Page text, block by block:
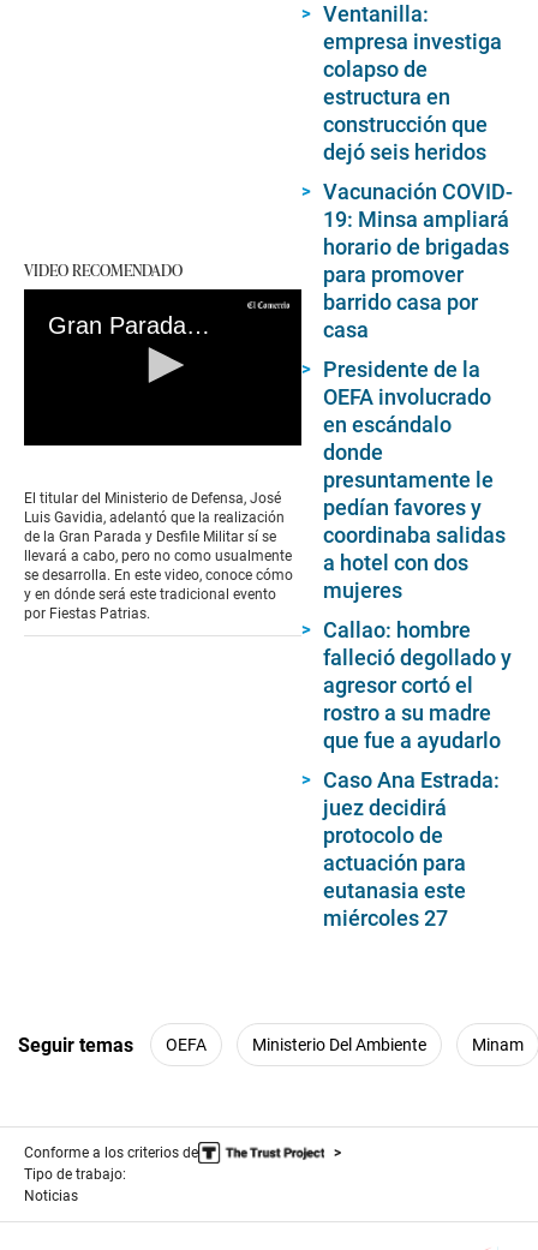
VIDEO RECOMENDADO
Gran Parada Militar 2022: ¿Dónde y cómo se realizará el tradicional evento por Fiestas Patrias?
of
0
seconds
El titular del Ministerio de Defensa, José
Luis Gavidia, adelantó que la realización
de la Gran Parada y Desfile Militar sí se
llevará a cabo, pero no como usualmente
se desarrolla. En este video, conoce cómo
y en dónde será este tradicional evento
por Fiestas Patrias.
Ventanilla:
empresa investiga
colapso de
estructura en
construcción que
dejó seis heridos
Vacunación COVID-
19: Minsa ampliará
horario de brigadas
para promover
barrido casa por
casa
Presidente de la
OEFA involucrado
en escándalo
donde
presuntamente le
pedían favores y
coordinaba salidas
a hotel con dos
mujeres
Callao: hombre
falleció degollado y
agresor cortó el
rostro a su madre
que fue a ayudarlo
Caso Ana Estrada:
juez decidirá
protocolo de
actuación para
eutanasia este
miércoles 27
Seguir temas OEFA Ministerio Del Ambiente Minam
Conforme a los criterios de
Tipo de trabajo:
Noticias